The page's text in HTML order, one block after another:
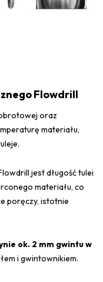
Flowdrill
oraz
materiału,
jest długość tulei
materiału, co
poręczy, istotnie
ok. 2 mm gwintu w
i gwintownikiem.